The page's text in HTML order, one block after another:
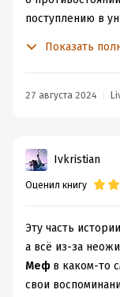
поступлению в
но наблюдать за
какие
сорванного
теряет
не только
личность Ирки,
контакт она не
что только
Показать
27 августа 2024
Ivkristian
Оценил книгу
Эту часть
а всё из-за
Меф в каком-то
свои